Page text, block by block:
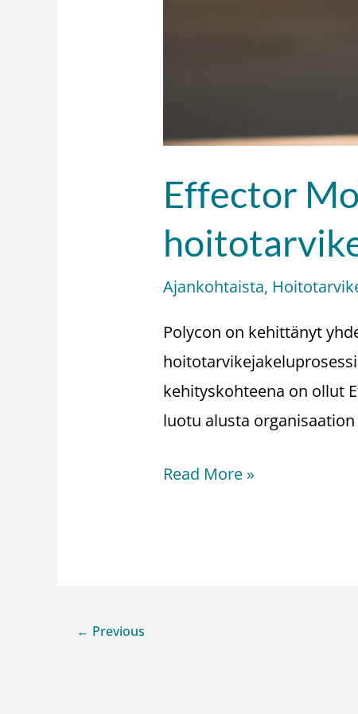
Effector
Ajankohtaista,
Polycon on kehittänyt
kehityskohteena on ollut
luotu alusta
Read More »
← Previous